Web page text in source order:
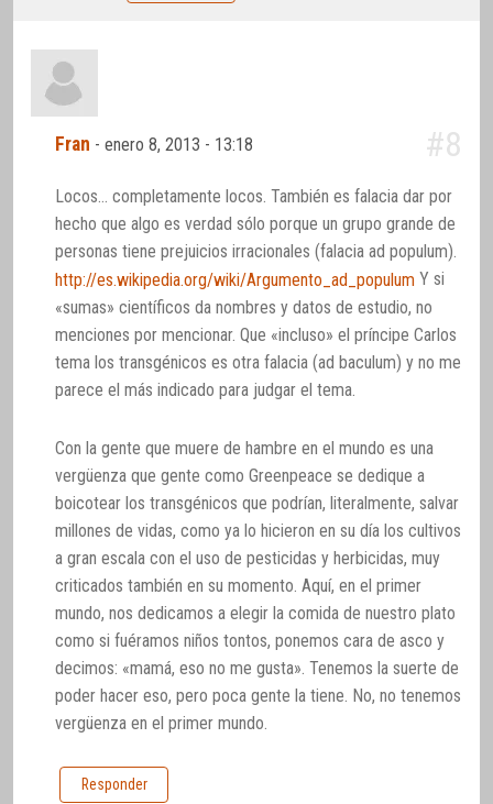
Fran -enero 8, 2013 - 13:18 #8
Locos… completamente locos. También es falacia dar por
hecho que algo es verdad sólo porque un grupo grande de
personas tiene prejuicios irracionales (falacia ad populum).
http://es.wikipedia.org/wiki/Argumento_ad_populum Y si
«sumas» científicos da nombres y datos de estudio, no
menciones por mencionar. Que «incluso» el príncipe Carlos
tema los transgénicos es otra falacia (ad baculum) y no me
parece el más indicado para judgar el tema.
Con la gente que muere de hambre en el mundo es una
vergüenza que gente como Greenpeace se dedique a
boicotear los transgénicos que podrían, literalmente, salvar
millones de vidas, como ya lo hicieron en su día los cultivos
a gran escala con el uso de pesticidas y herbicidas, muy
criticados también en su momento. Aquí, en el primer
mundo, nos dedicamos a elegir la comida de nuestro plato
como si fuéramos niños tontos, ponemos cara de asco y
decimos: «mamá, eso no me gusta». Tenemos la suerte de
poder hacer eso, pero poca gente la tiene. No, no tenemos
vergüenza en el primer mundo.
Responder